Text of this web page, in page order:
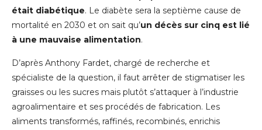
était diabétique. Le diabète sera la septième cause de
mortalité en 2030 et on sait qu’un décès sur cinq est lié
à une mauvaise alimentation.
D’après Anthony Fardet, chargé de recherche et
spécialiste de la question, il faut arrêter de stigmatiser les
graisses ou les sucres mais plutôt s’attaquer à l’industrie
agroalimentaire et ses procédés de fabrication. Les
aliments transformés, raffinés, recombinés, enrichis